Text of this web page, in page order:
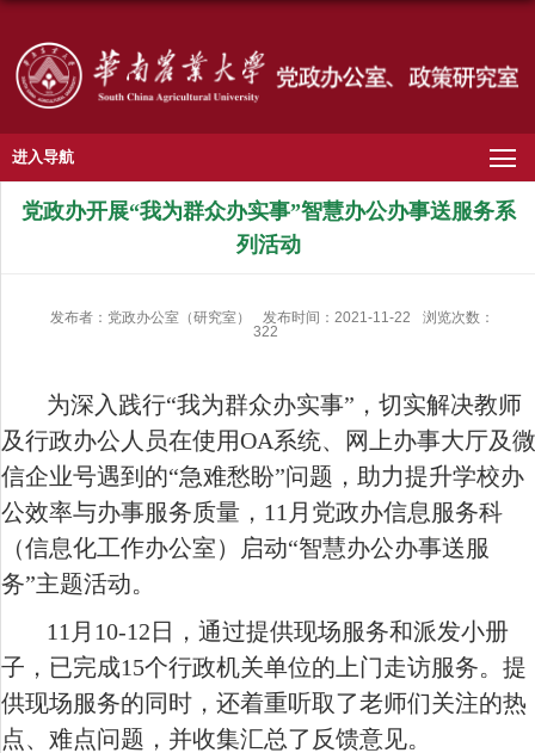
进入导航
党政办开展“我为群众办实事”智慧办公办事送服务系
列活动
发布者：党政办公室（研究室） 发布时间：2021-11-22
浏览次数：
322
为深入践行“我为群众办实事”，切实解决教师
及行政办公人员在使用OA系统、网上办事大厅及微
信企业号遇到的“急难愁盼”问题，助力提升学校办
公效率与办事服务质量， 11 月党政办信息服务科
（信息化工作办公室）启动“智慧办公办事送服
务”主题活动。
11 月 10-12 日，通过提供现场服务和派发小册
子，已完成15个行政机关单位的上门走访服务。提
供现场服务的同时，还着重听取了老师们关注的热
点、难点问题，并收集汇总了反馈意见。